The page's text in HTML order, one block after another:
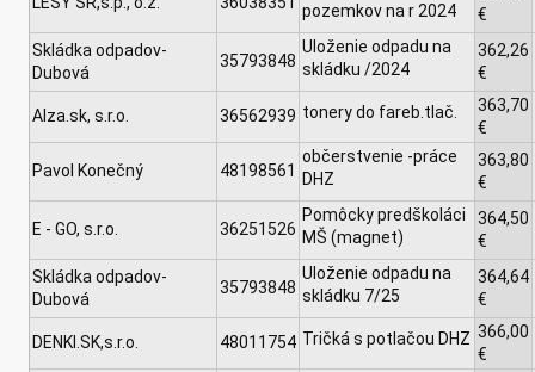
pozemkov na r 2024
€
Skládka odpadov-
Dubová
35793848
Uloženie odpadu na
skládku /2024
362,26
€
Alza.sk, s.r.o. 36562939 tonery do fareb.tlač.
363,70
€
Pavol Konečný 48198561
občerstvenie -práce
DHZ
363,80
€
E - GO, s.r.o. 36251526
Pomôcky predškoláci
MŠ (magnet)
364,50
€
Skládka odpadov-
Dubová
35793848
Uloženie odpadu na
skládku 7/25
364,64
€
DENKI.SK,s.r.o. 48011754 Tričká s potlačou DHZ 366,00
€